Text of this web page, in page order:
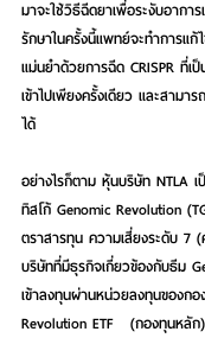
มาจะใช้วิธีฉีดยาเพื่อระงับอากา
รักษาในครั้งนี้แพทย์จะทำการแก้
แม่นยำด้วยการฉีด CRISPR ที่เป็
เข้าไปเพียงครั้งเดียว และสาม
ได้
อย่างไรก็ตาม หุ้นบริษัท NTLA เ
ทิสโก้ Genomic Revolution
ตราสารทุน ความเสี่ยงระดับ 7
บริษัทที่มีธุรกิจเกี่ยวข้องกับธีม
เข้าลงทุนผ่านหน่วยลงทุนของก
Revolution ETF
(กองทุนหลั